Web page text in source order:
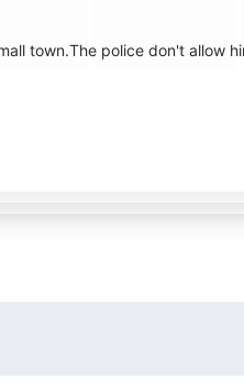
town.The police don't allow